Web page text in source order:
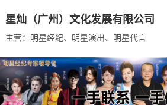
星灿（广州）文化发展有限公司
主营：明星经纪、明星演出、明星代言